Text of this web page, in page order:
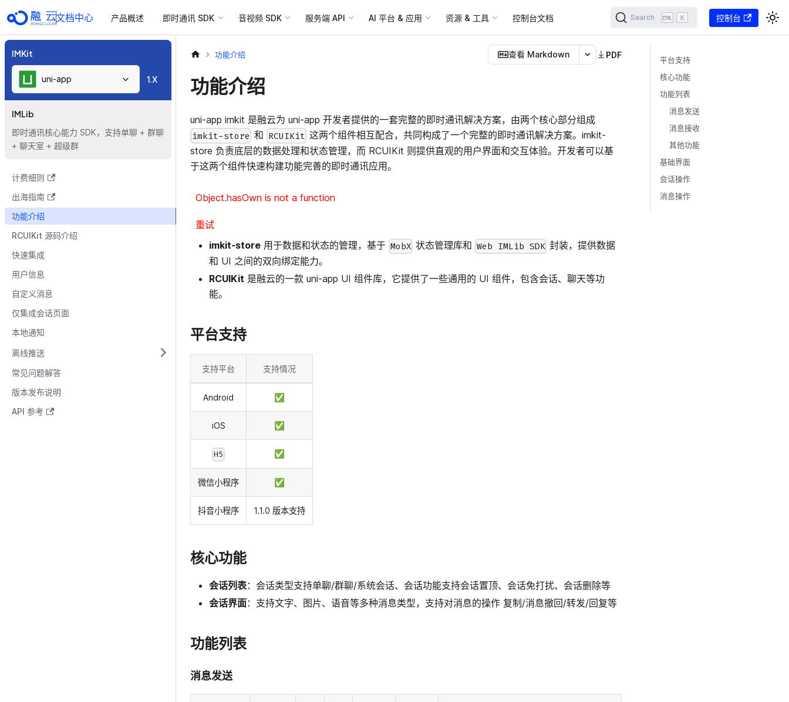
文档中心 产品概述 即时通讯 SDK 音视频 SDK 服务端 API AI 平台 & 应用 资源 & 工具 控制台文档 Search K 控制台
IMKit
uni-app 1.X
IMLib
即时通讯核心能力 SDK，支持单聊 + 群聊
+ 聊天室 + 超级群
计费细则
出海指南
功能介绍
RCUIKit 源码介绍
快速集成
用户信息
自定义消息
仅集成会话页面
本地通知
离线推送
常见问题解答
版本发布说明
API 参考
功能介绍 查看 Markdown PDF
功能介绍
uni-app imkit 是融云为 uni-app 开发者提供的一套完整的即时通讯解决方案，由两个核心部分组成
imkit-store 和 RCUIKit 这两个组件相互配合，共同构成了一个完整的即时通讯解决方案。imkit-
store 负责底层的数据处理和状态管理，而 RCUIKit 则提供直观的用户界面和交互体验。开发者可以基
于这两个组件快速构建功能完善的即时通讯应用。
Object.hasOwn is not a function
重试
imkit-store 用于数据和状态的管理，基于 MobX 状态管理库和 Web IMLib SDK 封装，提供数据
和 UI 之间的双向绑定能力。
RCUIKit 是融云的一款 uni-app UI 组件库，它提供了一些通用的 UI 组件，包含会话、聊天等功
能。
平台支持
支持平台 支持情况
Android ✅
iOS ✅
H5 ✅
微信小程序 ✅
抖音小程序 1.1.0 版本支持
核心功能
会话列表：会话类型支持单聊/群聊/系统会话、会话功能支持会话置顶、会话免打扰、会话删除等
会话界面：支持文字、图片、语音等多种消息类型，支持对消息的操作 复制/消息撤回/转发/回复等
功能列表
消息发送
平台支持
核心功能
功能列表
消息发送
消息接收
其他功能
基础界面
会话操作
消息操作